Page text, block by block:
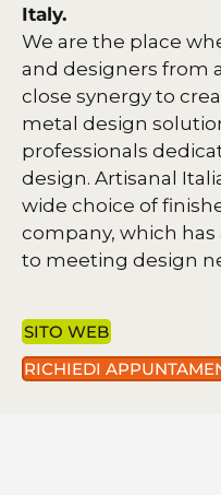
Italy.
We are the place
and designers from
close synergy to
metal design
professionals
design. Artisanal
wide choice of
company, which
to meeting design
SITO WEB
RICHIEDI